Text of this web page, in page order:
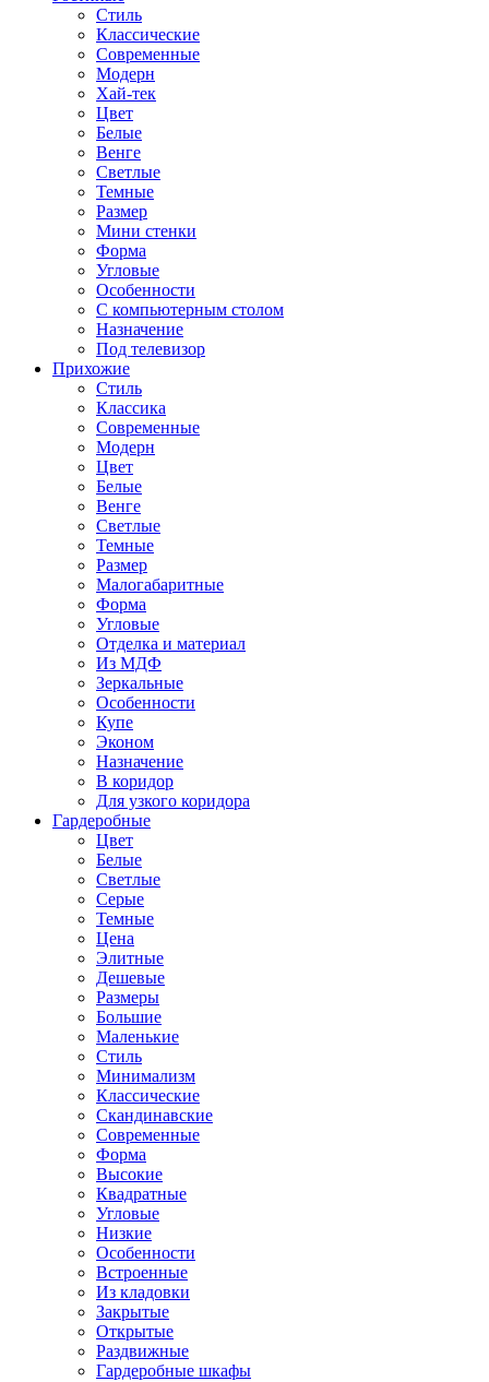
Стиль
Классические
Современные
Модерн
Хай-тек
Цвет
Белые
Венге
Светлые
Темные
Размер
Мини стенки
Форма
Угловые
Особенности
С компьютерным столом
Назначение
Под телевизор
Прихожие
Стиль
Классика
Современные
Модерн
Цвет
Белые
Венге
Светлые
Темные
Размер
Малогабаритные
Форма
Угловые
Отделка и материал
Из МДФ
Зеркальные
Особенности
Купе
Эконом
Назначение
В коридор
Для узкого коридора
Гардеробные
Цвет
Белые
Светлые
Серые
Темные
Цена
Элитные
Дешевые
Размеры
Большие
Маленькие
Стиль
Минимализм
Классические
Скандинавские
Современные
Форма
Высокие
Квадратные
Угловые
Низкие
Особенности
Встроенные
Из кладовки
Закрытые
Открытые
Раздвижные
Гардеробные шкафы